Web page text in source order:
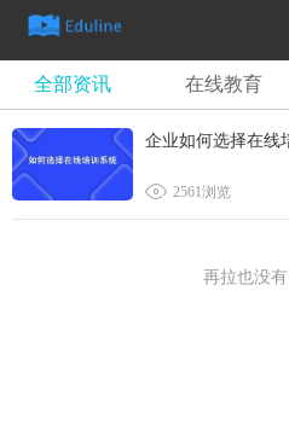
全部资讯 在线教育
企业如何选择在线
 2561浏览
再拉也没有